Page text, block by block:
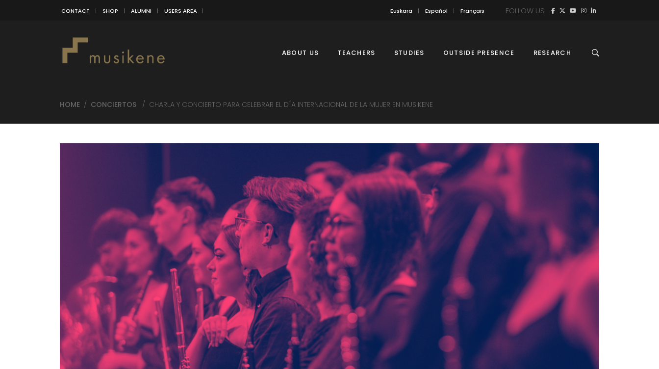
CONTACT SHOP ALUMNI USERS AREA Euskara Español Français FOLLOW US
ABOUT US TEACHERS STUDIES OUTSIDE PRESENCE RESEARCH
HOME / CONCIERTOS / CHARLA Y CONCIERTO PARA CELEBRAR EL DÍA INTERNACIONAL DE LA MUJER EN MUSIKENE